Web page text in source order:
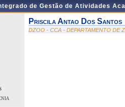
de Gestão de Atividades
Priscila Antao Dos Santos
DZOO - CCA - DEPARTAMENTO DE